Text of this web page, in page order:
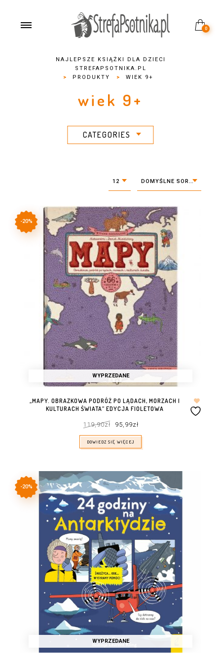
0
NAJLEPSZE KSIĄŻKI DLA DZIECI
STREFAPSOTNIKA.PL
>
PRODUKTY > WIEK 9+
wiek 9+
CATEGORIES
12 DOMYŚLNE SORTOWANIE
WYPRZEDANE
-20%
„MAPY. OBRAZKOWA PODRÓŻ PO LĄDACH, MORZACH I
KULTURACH ŚWIATA” EDYCJA FIOLETOWA
119,90zł cena
wynosiła:
119,90zł.
95,99złcena
95,99zł.
DOWIEDZ SIĘ WIĘCEJ
WYPRZEDANE
-20%